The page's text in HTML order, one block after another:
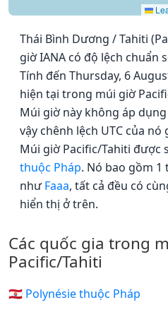
Thái Bình Dương / Tahiti
giờ IANA có độ lệch chuẩn
Tính đến Thursday, 6
hiện tại trong múi giờ
Múi giờ này không áp
vậy chênh lệch UTC của
Múi giờ Pacific/Tahiti được
thuộc Pháp. Nó bao gồm
nhưFaaa, tất cả đều có
hiển thị ở trên.
Các quốc gia trong
Pacific/Tahiti
🇵🇫 Polynésie thuộc Pháp